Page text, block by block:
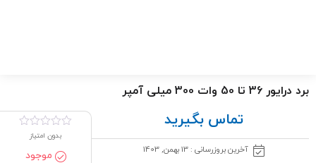
برد درایور 36 تا 50 وات 300 میلی آمپر
تماس بگیرید
آخرین بروزرسانی : 13 بهمن, 1403
بدون امتیاز
موجود